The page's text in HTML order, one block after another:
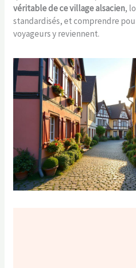
véritable de ce village alsacien,
standardisés, et comprendre
voyageurs y reviennent.